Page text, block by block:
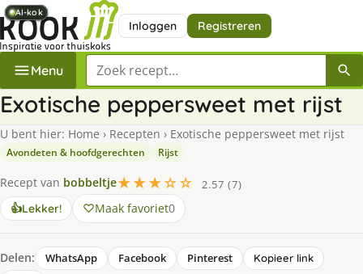
Inloggen Registreren
Menu Zoek een recept
Exotische peppersweet met rijst
U bent hier: Home › Recepten › Exotische peppersweet met rijst
Avondeten & hoofdgerechten Rijst
Recept van bobbeltje★★★☆☆
2.57 (7)
👍Lekker! Maak favoriet0
Delen: WhatsApp Facebook Pinterest
Kopieer link
AI-kok
AI-kok
AI-kok
AI-kok
AI-kok
AI-kok
AI-kok